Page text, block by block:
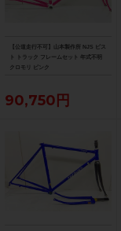
【公道走行不可】山本製作所 NJS ピス
ト トラック フレームセット 年式不明
クロモリ ピンク
90,750円